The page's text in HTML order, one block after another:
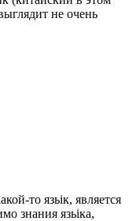
не очень
то язьік, является
знания язьіка,